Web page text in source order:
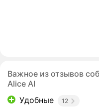
Важное из отзывов
Alice AI
Удобные
12